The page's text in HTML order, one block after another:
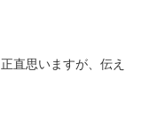
直思いますが、伝え